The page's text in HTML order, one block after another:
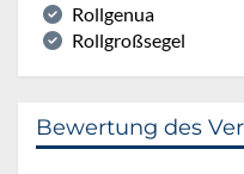
Rollgenua
Rollgroßsegel
Bewertung des